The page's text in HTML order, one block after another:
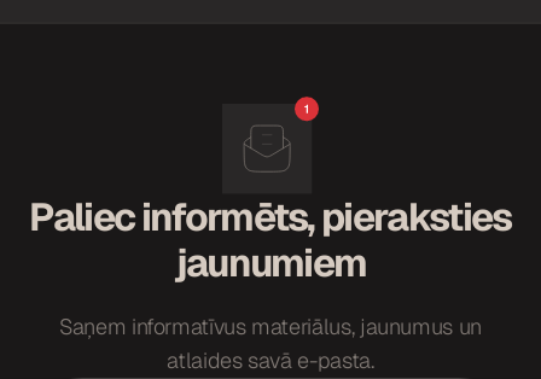
Paliec informēts, pieraksties
jaunumiem
Saņem informatīvus materiālus, jaunumus un
atlaides savā e-pasta.